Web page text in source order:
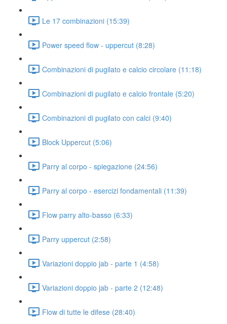
Le 17 combinazioni (15:39)
Power speed flow - uppercut (8:28)
Combinazioni di pugilato e calcio circolare (11:18)
Combinazioni di pugilato e calcio frontale (5:20)
Combinazioni di pugilato con calci (9:40)
Block Uppercut (5:06)
Parry al corpo - spiegazione (24:56)
Parry al corpo - esercizi fondamentali (11:39)
Flow parry alto-basso (6:33)
Parry uppercut (2:58)
Variazioni doppio jab - parte 1 (4:58)
Variazioni doppio jab - parte 2 (12:48)
Flow di tutte le difese (28:40)